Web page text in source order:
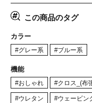
この商品のタグ
カラー
#グレー系 #ブルー系
機能
#おしゃれ #クロス_(布
#ウレタン #ウェービン